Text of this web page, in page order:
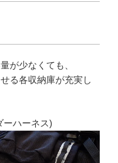
が少なくても、
る各収納庫が充実し
ーハーネス)